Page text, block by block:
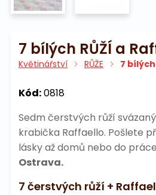
7 bílých RŮŽÍ a
Květinářství RŮŽE 7
Kód:0818
Sedm čerstvých růží
krabička Raffaello. Pošlete
lásky až domů nebo do
Ostrava.
7 čerstvých růží +